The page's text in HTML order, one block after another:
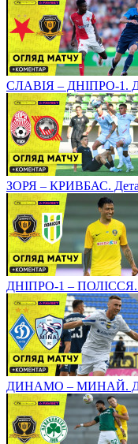
СЛАВІЯ – ДНІПРО-1.
ЗОРЯ – КРИВБАС.
ДНІПРО-1 – ПОЛІССЯ.
ДИНАМО – МИНАЙ.